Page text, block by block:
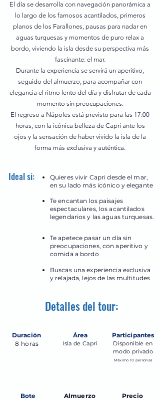
El día se desarrolla con navegación panorámica a
lo largo de los famosos acantilados, primeros
planos de los Farallones, pausas para nadar en
aguas turquesas y momentos de puro relax a
bordo, viviendo la isla desde su perspectiva más
fascinante: el mar.
Durante la experiencia se servirá un aperitivo,
seguido del almuerzo, para acompañar con
elegancia el ritmo lento del día y disfrutar de cada
momento sin preocupaciones.
El regreso a Nápoles está previsto para las 17:00
horas, con la icónica belleza de Capri ante los
ojos y la sensación de haber vivido la isla de la
forma más exclusiva y auténtica.
Ideal si:
Quieres vivir Capri desde el mar,
en su lado más icónico y elegante
Te encantan los paisajes
espectaculares, los acantilados
legendarios y las aguas turquesas.
Te apetece pasar un día sin
preocupaciones, con aperitivo y
comida a bordo
Buscas una experiencia exclusiva
y relajada, lejos de las multitudes
Detalles del tour:
Duración Área Participantes
Isla de Capri
8 horas
Disponible en
modo privado
Máximo 10 personas
Bote Almuerzo Precio